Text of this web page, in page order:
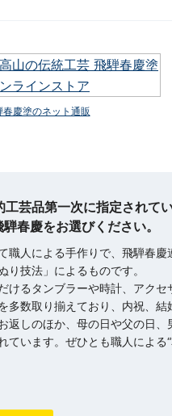
慶塗のネット通販
芸品第一次に指定されて
春慶をお選びください。
職人による手作りで、飛騨春慶
技法」によるものです。
けるタンブラーや時計、アクセ
多数取り揃えており、内祝、結
返しのほか、母の日や父の日
ています。ぜひとも職人による